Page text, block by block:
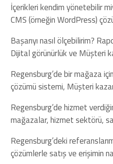
İçerikleri kendim yönetebilir
CMS (örneğin WordPress)
Başarıyı nasıl ölçebilirim?
Dijital görünürlük ve Müşteri
Regensburg’de bir mağaza
çözümü sistemi, Müşteri
Regensburg’de hizmet
mağazalar, hizmet sektörü,
Regensburg’deki
çözümlerle satış ve erişimin